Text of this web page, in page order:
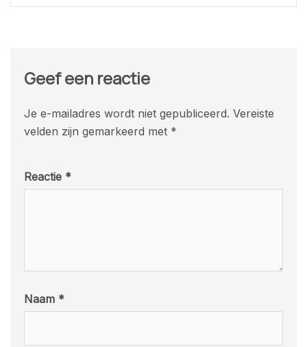
Geef een reactie
Je e-mailadres wordt niet gepubliceerd. Vereiste
velden zijn gemarkeerd met *
Reactie *
Naam *